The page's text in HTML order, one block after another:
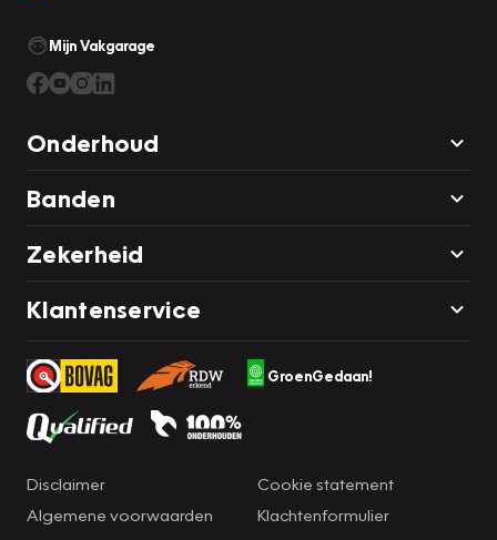
Mijn Vakgarage
Onderhoud
Banden
Zekerheid
Klantenservice
GroenGedaan!
Disclaimer
Algemene voorwaarden
Cookie statement
Klachtenformulier